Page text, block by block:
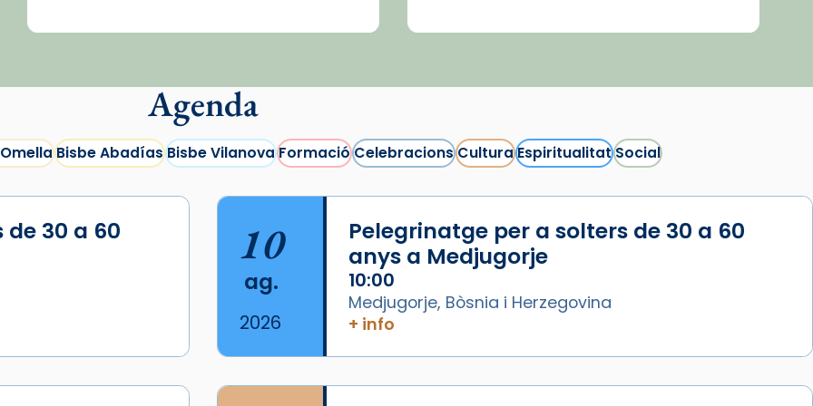
Agenda
Bisbe AbadíasBisbe VilanovaFormacióCelebracionsCulturaEspiritualitatSocial
30 a 60
10
ag.
2026
Pelegrinatge per a solters de 30 a 60
anys a Medjugorje
10:00
Medjugorje, Bòsnia i Herzegovina
+ info